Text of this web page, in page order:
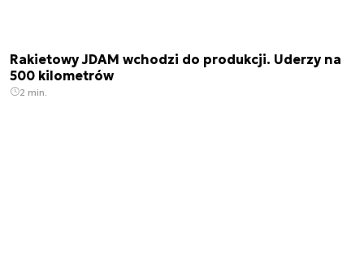
Rakietowy JDAM wchodzi do produkcji. Uderzy na
500 kilometrów
2 min.